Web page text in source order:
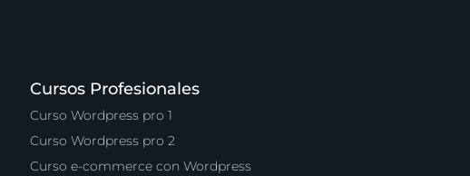
Cursos Profesionales
Curso Wordpress pro 1
Curso Wordpress pro 2
Curso e-commerce con Wordpress